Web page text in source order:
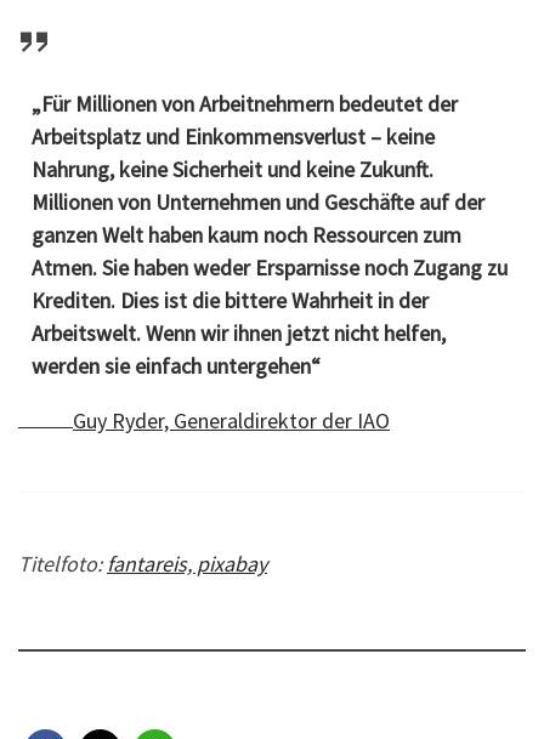
„Für Millionen von Arbeitnehmern bedeutet der
Arbeitsplatz und Einkommensverlust – keine
Nahrung, keine Sicherheit und keine Zukunft.
Millionen von Unternehmen und Geschäfte auf der
ganzen Welt haben kaum noch Ressourcen zum
Atmen. Sie haben weder Ersparnisse noch Zugang zu
Krediten. Dies ist die bittere Wahrheit in der
Arbeitswelt. Wenn wir ihnen jetzt nicht helfen,
werden sie einfach untergehen“
Guy Ryder, Generaldirektor der IAO
Titelfoto:fantareis, pixabay